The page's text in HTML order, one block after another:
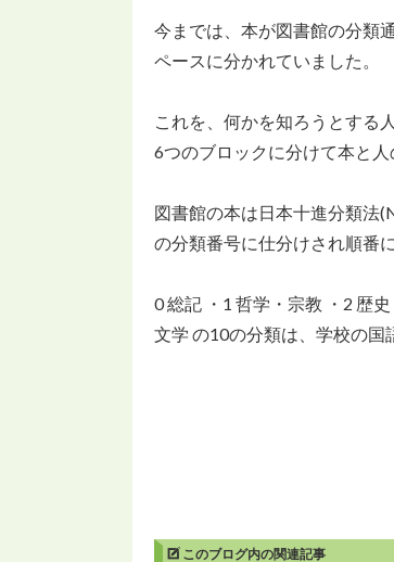
今までは、本が図書館の分類
ペースに分かれていました。
これを、何かを知ろうとする
6つのブロックに分けて本と
図書館の本は日本十進分類法
の分類番号に仕分けされ順番
0 総記 ・1 哲学・宗教 ・2 歴
文学 の10の分類は、学校の国
このブログ内の関連記事